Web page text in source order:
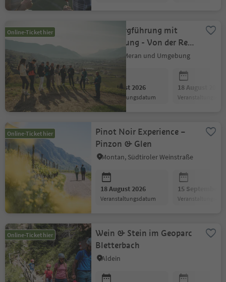
Online-Ticket hier
Weinbergführung mit
Verkostung - Von der Rebe
Meran, Meran und Umgebung
11 August 2026
Veranstaltungsdatum
18 August 2026
Online-Ticket hier
Pinot Noir Experience –
Pinzon & Glen
Montan, Südtiroler Weinstraße
18 August 2026
Veranstaltungsdatum
15 September
Online-Ticket hier
Wein & Stein im Geoparc
Bletterbach
Aldein